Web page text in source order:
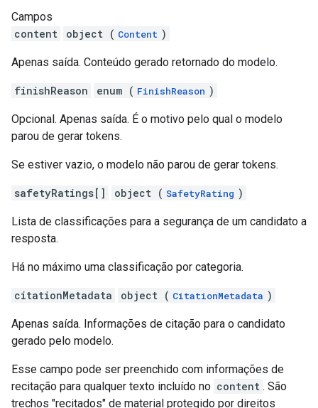
Campos
content
object ( Content )
Apenas saída. Conteúdo gerado retornado do modelo.
finishReason enum ( FinishReason )
Opcional. Apenas saída. É o motivo pelo qual o modelo
parou de gerar tokens.
Se estiver vazio, o modelo não parou de gerar tokens.
safetyRatings[] object ( SafetyRating )
Lista de classificações para a segurança de um candidato a
resposta.
Há no máximo uma classificação por categoria.
citationMetadata object ( CitationMetadata )
Apenas saída. Informações de citação para o candidato
gerado pelo modelo.
Esse campo pode ser preenchido com informações de
recitação para qualquer texto incluído no content . São
trechos "recitados" de material protegido por direitos